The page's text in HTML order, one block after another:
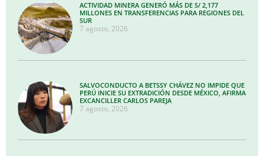
ACTIVIDAD MINERA GENERÓ MÁS DE S/ 2,177
MILLONES EN TRANSFERENCIAS PARA REGIONES DEL
SUR
7 agosto, 2026
SALVOCONDUCTO A BETSSY CHÁVEZ NO IMPIDE QUE
PERÚ INICIE SU EXTRADICIÓN DESDE MÉXICO, AFIRMA
EXCANCILLER CARLOS PAREJA
7 agosto, 2026